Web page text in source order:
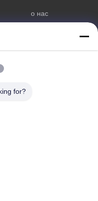
о нас
for?